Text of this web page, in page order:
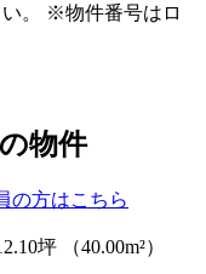
。
※物件番号はロ
物件
の方はこちら
坪 （40.00m²）